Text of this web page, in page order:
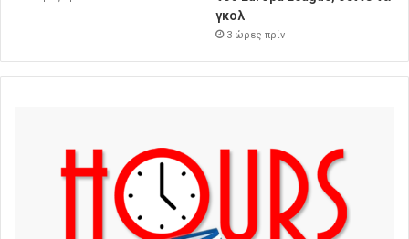
γκολ
3 ώρες πρίν